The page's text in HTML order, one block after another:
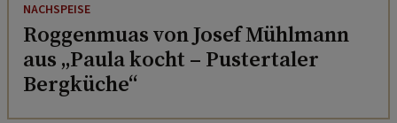
NACHSPEISE
Roggenmuas von Josef Mühlmann
aus „Paula kocht – Pustertaler
Bergküche“